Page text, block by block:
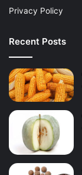
Privacy Policy
Recent Posts